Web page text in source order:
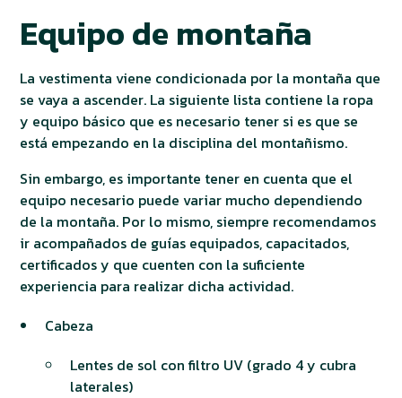
Equipo de montaña
La vestimenta viene condicionada por la montaña que
se vaya a ascender. La siguiente lista contiene la ropa
y equipo básico que es necesario tener si es que se
está empezando en la disciplina del montañismo.
Sin embargo, es importante tener en cuenta que el
equipo necesario puede variar mucho dependiendo
de la montaña. Por lo mismo, siempre recomendamos
ir acompañados de guías equipados, capacitados,
certificados y que cuenten con la suficiente
experiencia para realizar dicha actividad.
Cabeza
Lentes de sol con filtro UV (grado 4 y cubra
laterales)